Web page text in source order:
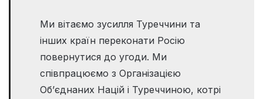
Ми вітаємо зусилля Туреччини та
інших країн переконати Росію
повернутися до угоди. Ми
співпрацюємо з Організацією
Об’єднаних Націй і Туреччиною, котрі